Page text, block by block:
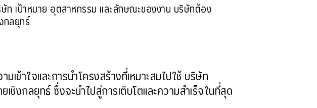
ท เป้าหมาย อุตสาหกรรม และลักษณะของงาน บริษัทต้อง
กลยุทธ์
ข้าใจและการนำโครงสร้างที่เหมาะสมไปใช้ บริษัท
งกลยุทธ์ ซึ่งจะนำไปสู่การเติบโตและความสำเร็จในที่สุด